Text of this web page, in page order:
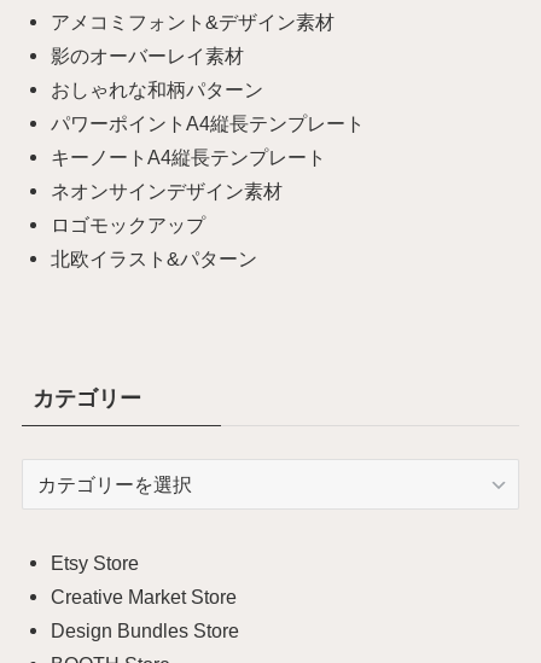
アメコミフォント&デザイン素材
影のオーバーレイ素材
おしゃれな和柄パターン
パワーポイントA4縦長テンプレート
キーノートA4縦長テンプレート
ネオンサインデザイン素材
ロゴモックアップ
北欧イラスト&パターン
カテゴリー
リ
ー
Etsy Store
Creative Market Store
Design Bundles Store